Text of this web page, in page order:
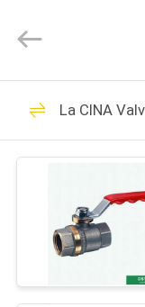
CASA
PRODOTTI
DSTHERM
INDUSTRIAL
Rights
Tubo
La CINA